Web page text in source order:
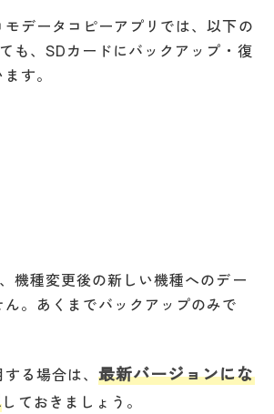
データコピーアプリでは、以下の
も、SDカードにバックアップ・復
す。
機種変更後の新しい機種へのデー
。あくまでバックアップのみで
る場合は、 最新バージョンにな
しておきましょう。